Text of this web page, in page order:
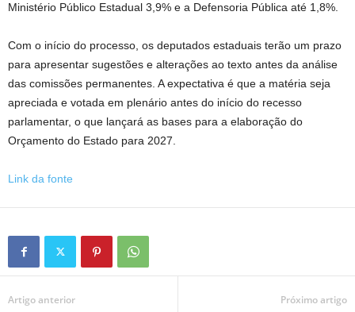
Ministério Público Estadual 3,9% e a Defensoria Pública até 1,8%.
Com o início do processo, os deputados estaduais terão um prazo
para apresentar sugestões e alterações ao texto antes da análise
das comissões permanentes. A expectativa é que a matéria seja
apreciada e votada em plenário antes do início do recesso
parlamentar, o que lançará as bases para a elaboração do
Orçamento do Estado para 2027.
Link da fonte
Artigo anterior Próximo artigo